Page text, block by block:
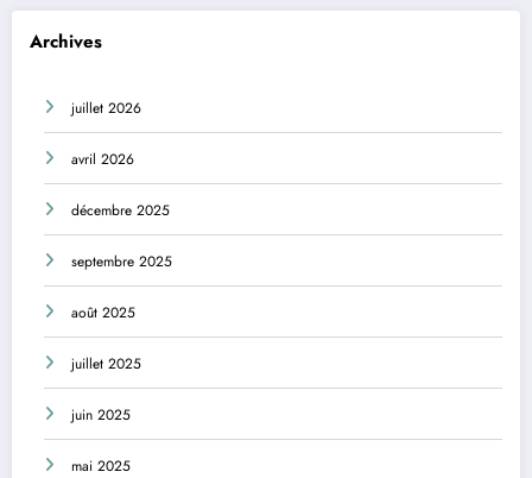
Archives
juillet 2026
avril 2026
décembre 2025
septembre 2025
août 2025
juillet 2025
juin 2025
mai 2025